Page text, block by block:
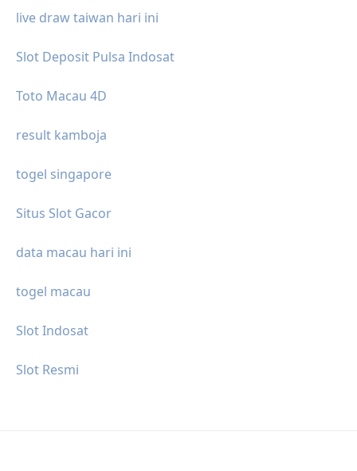
live draw taiwan hari ini
Slot Deposit Pulsa Indosat
Toto Macau 4D
result kamboja
togel singapore
Situs Slot Gacor
data macau hari ini
togel macau
Slot Indosat
Slot Resmi